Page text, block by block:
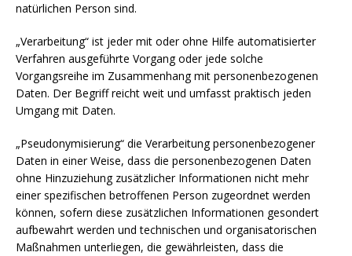
natürlichen Person sind.
„Verarbeitung“ ist jeder mit oder ohne Hilfe automatisierter
Verfahren ausgeführte Vorgang oder jede solche
Vorgangsreihe im Zusammenhang mit personenbezogenen
Daten. Der Begriff reicht weit und umfasst praktisch jeden
Umgang mit Daten.
„Pseudonymisierung“ die Verarbeitung personenbezogener
Daten in einer Weise, dass die personenbezogenen Daten
ohne Hinzuziehung zusätzlicher Informationen nicht mehr
einer spezifischen betroffenen Person zugeordnet werden
können, sofern diese zusätzlichen Informationen gesondert
aufbewahrt werden und technischen und organisatorischen
Maßnahmen unterliegen, die gewährleisten, dass die